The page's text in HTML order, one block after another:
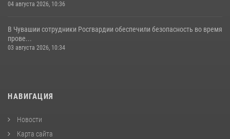
04 августа 2026, 10:36
В Чувашии сотрудники Росгвардии обеспечили безопасность во время
прове...
03 августа 2026, 10:34
НАВИГАЦИЯ
Новости
Карта сайта